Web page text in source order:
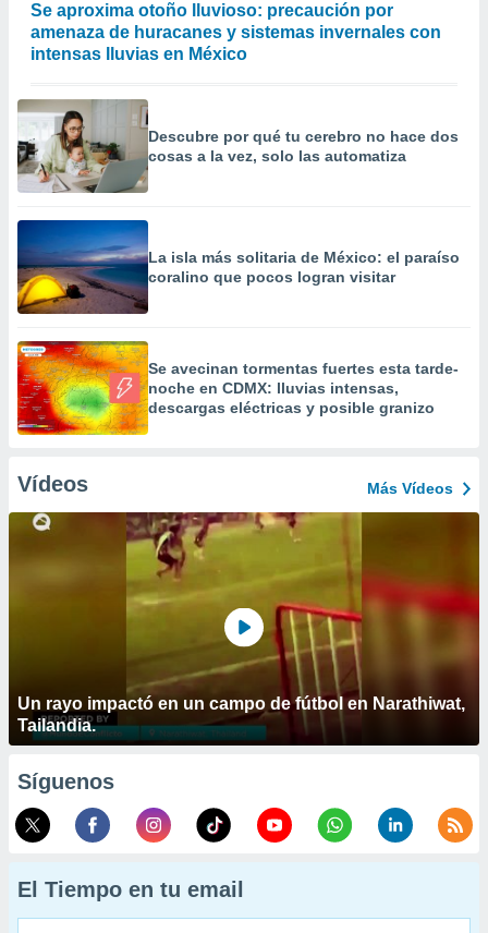
Se aproxima otoño lluvioso: precaución por
amenaza de huracanes y sistemas invernales con
intensas lluvias en México
Descubre por qué tu cerebro no hace dos
cosas a la vez, solo las automatiza
La isla más solitaria de México: el paraíso
coralino que pocos logran visitar
Se avecinan tormentas fuertes esta tarde-
noche en CDMX: lluvias intensas,
descargas eléctricas y posible granizo
Vídeos Más Vídeos
Un rayo impactó en un campo de fútbol en Narathiwat,
Tailandia.
Síguenos
El Tiempo en tu email